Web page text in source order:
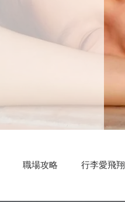
職場攻略 行李愛飛翔